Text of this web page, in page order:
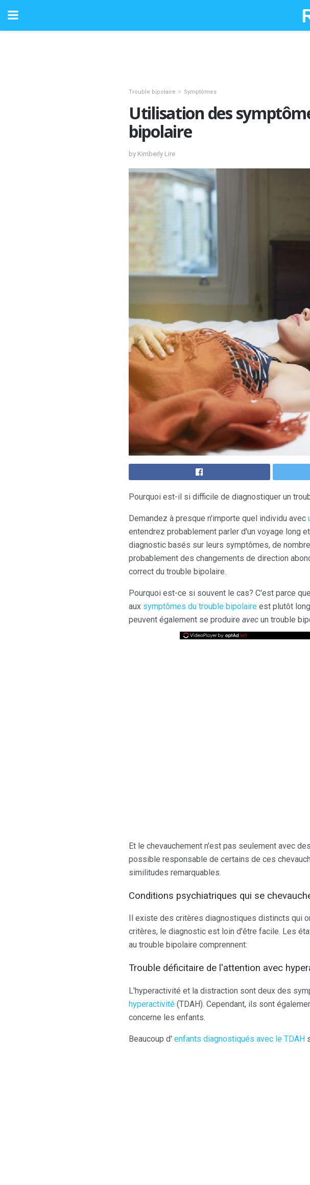
Trouble bipolaire Symptômes
Utilisation des
bipolaire
by Kimberly Lire
Pourquoi est-il si difficile de diagnostiquer un
Demandez à presque n'importe quel individu avec
entendrez probablement parler d'un voyage long
diagnostic basés sur leurs symptômes, de
probablement des changements de direction
correct du trouble bipolaire.
Pourquoi est-ce si souvent le cas? C'est parce
aux symptômes du trouble bipolaire est plutôt
peuvent également se produire avec un trouble
Et le chevauchement n'est pas seulement avec
possible responsable de certains de ces
similitudes remarquables.
Conditions psychiatriques qui se
Il existe des critères diagnostiques distincts qui
critères, le diagnostic est loin d'être facile. Les
au trouble bipolaire comprennent:
Trouble déficitaire de l'attention avec
L'hyperactivité et la distraction sont deux des
hyperactivité (TDAH). Cependant, ils sont
concerne les enfants.
Beaucoup d' enfants diagnostiqués avec le TDAH